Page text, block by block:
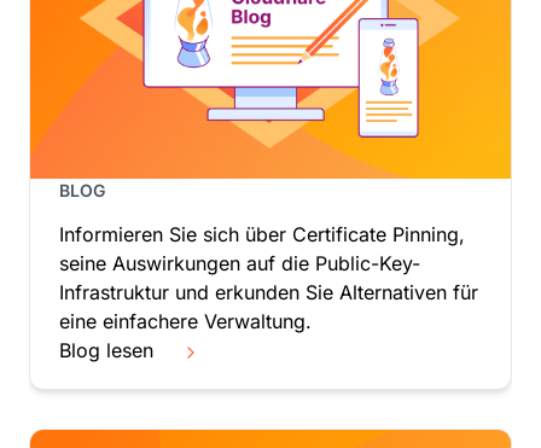
Neuseeland
Niederlande
Niger
Nigeria
Nikaragua
Niue
Nordkorea
Norfolkinsel
Norwegen
Oman
Österreich
Osttimor
Panama
BLOG
Informieren Sie sich über Certificate Pinning,
seine Auswirkungen auf die Public-Key-
Infrastruktur und erkunden Sie Alternativen für
eine einfachere Verwaltung.
Blog lesen